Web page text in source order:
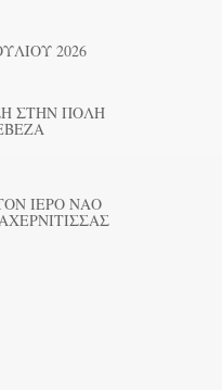
2026
ΣΤΗΝ ΠΟΛΗ
ΙΕΡΟ ΝΑΟ